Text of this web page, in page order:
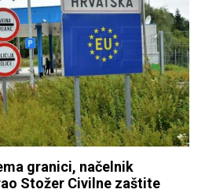
granici, načelnik
Stožer Civilne zaštite